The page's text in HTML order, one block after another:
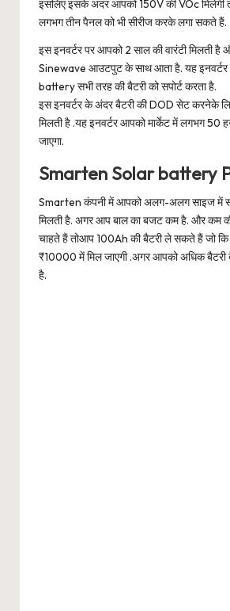
इसलिए इसके अंदर आपको 150V की VOc मिलेगी
लगभग तीन पैनल को भी सीरीज करके लगा सकते हैं.
इस इनवर्टर पर आपको 2 साल की वारंटी मिलती है
Sinewave आउटपुट के साथ आता है. यह इनवर्टर
battery सभी तरह की बैटरी को सपोर्ट करता है.
इस इनवर्टर के अंदर बैटरी की DOD सेट करनेके
मिलती है .यह इनवर्टर आपको मार्केट में लगभग 50
जाएगा.
Smarten Solar battery
Smarten कंपनी में आपको अलग-अलग साइज में
मिलती है. अगर आप बाल का बजट कम है. और कम
चाहते हैं तोआप 100Ah की बैटरी ले सकते हैं जो
₹10000 में मिल जाएगी .अगर आपको अधिक
है.